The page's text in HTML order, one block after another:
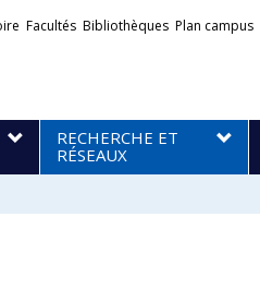
Facultés Bibliothèques Plan campus
RECHERCHE ET
RÉSEAUX